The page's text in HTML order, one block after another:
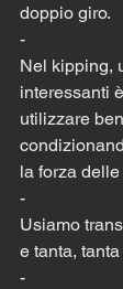
doppio giro.
-
Nel kipping,
interessanti
utilizzare
la forza
-
Usiamo
e tanta,
-